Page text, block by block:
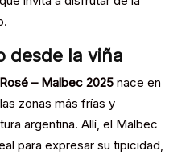
desde la viña
– Malbec 2025 nace en
zonas más frías y
argentina. Allí, el Malbec
para expresar su tipicidad,